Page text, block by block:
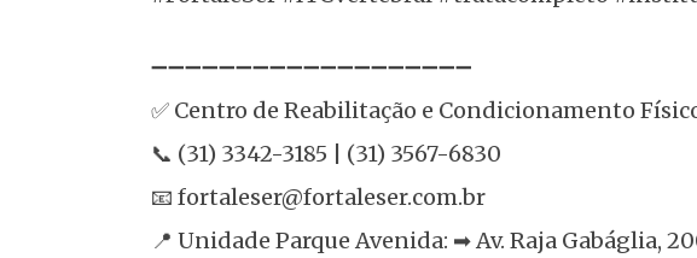
➖➖➖➖➖➖➖➖➖➖➖➖➖➖➖➖➖➖➖
✅ Centro de Reabilitação e Condicionamento
📞 (31) 3342-3185 | (31) 3567-6830
📧 fortaleser@fortaleser.com.br
📍 Unidade Parque Avenida: ➡ Av. Raja Gabáglia,